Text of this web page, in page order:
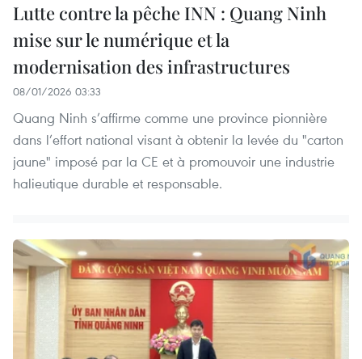
Lutte contre la pêche INN : Quang Ninh
mise sur le numérique et la
modernisation des infrastructures
08/01/2026 03:33
Quang Ninh s’affirme comme une province pionnière
dans l’effort national visant à obtenir la levée du "carton
jaune" imposé par la CE et à promouvoir une industrie
halieutique durable et responsable.